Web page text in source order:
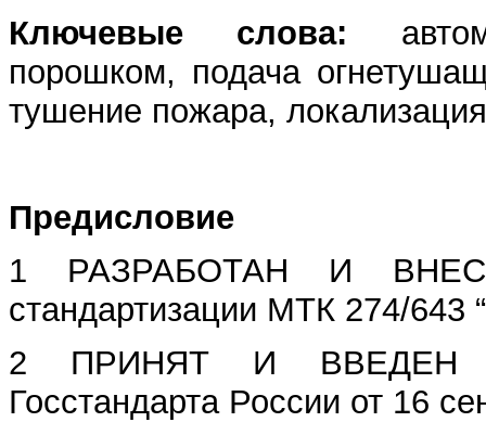
Ключевые слова:
порошком, подача
тушение пожара,
Предисловие
1 РАЗРАБОТАН И
стандартизации МТК 274/643
2 ПРИНЯТ И ВВЕДЕН В
Госстандарта России от 16